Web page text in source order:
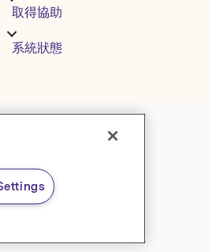
取得協助
系統狀態